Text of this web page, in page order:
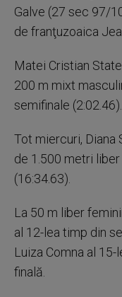
Galve (27 sec 97/
de franţuzoaica
Matei Cristian
200 m mixt
semifinale (2:02.46).
Tot miercuri, Diana
de 1.500 metri
(16:34.63).
La 50 m liber
al 12-lea timp din
Luiza Comna al
finală.